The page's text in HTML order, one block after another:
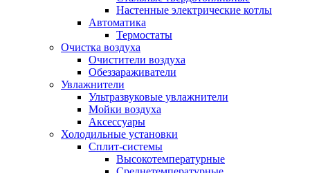
Настенные электрические котлы
Автоматика
Термостаты
Очистка воздуха
Очистители воздуха
Обеззараживатели
Увлажнители
Ультразвуковые увлажнители
Мойки воздуха
Аксессуары
Холодильные установки
Сплит-системы
Высокотемпературные